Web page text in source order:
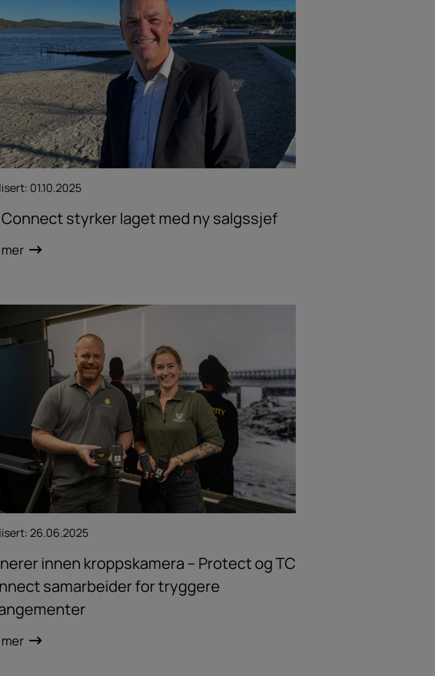
01.10.2025
styrker laget med ny salgssjef
26.06.2025
innen kroppskamera – Protect og TC
samarbeider for tryggere